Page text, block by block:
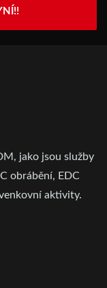
jako jsou služby
obrábění, EDC
aktivity.